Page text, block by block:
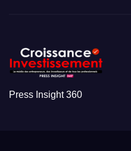
Press Insight 360